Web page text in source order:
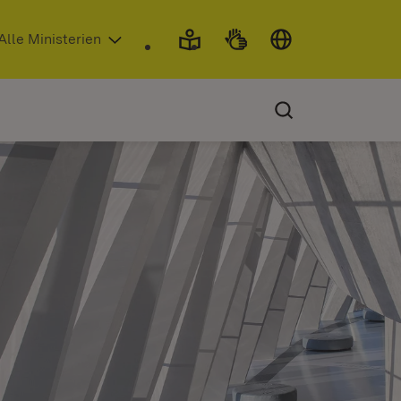
neuem Fenster)
Ministerien